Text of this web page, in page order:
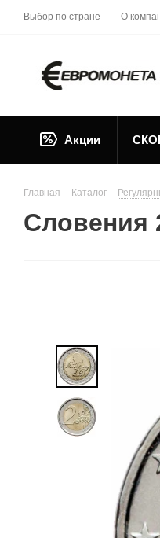
Выбор по стране О
Акции
Главная - Каталог -
Словения